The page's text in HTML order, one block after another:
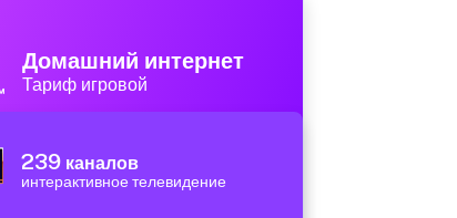
Домашний интернет
Тариф игровой
239 каналов
интерактивное телевидение